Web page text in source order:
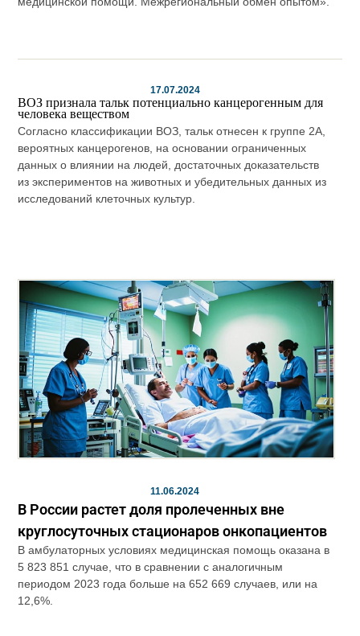
17.07.2024
ВОЗ признала тальк потенциально канцерогенным для
человека веществом
Согласно классификации ВОЗ, тальк отнесен к группе 2А,
вероятных канцерогенов, на основании ограниченных
данных о влиянии на людей, достаточных доказательств
из экспериментов на животных и убедительных данных из
исследований клеточных культур.
11.06.2024
В России растет доля пролеченных вне
круглосуточных стационаров онкопациентов
В амбулаторных условиях медицинская помощь оказана в
5 823 851 случае, что в сравнении с аналогичным
периодом 2023 года больше на 652 669 случаев, или на
12,6%.